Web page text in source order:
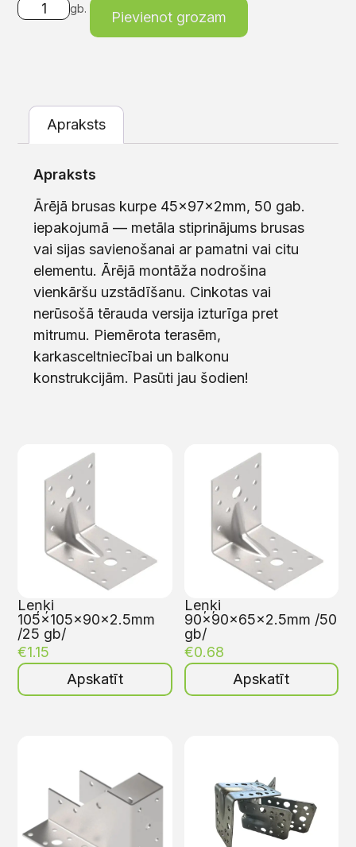
gb.
Pievienot grozam
Apraksts
Apraksts
Ārējā brusas kurpe 45x97x2mm, 50 gab.
iepakojumā — metāla stiprinājums brusas
vai sijas savienošanai ar pamatni vai citu
elementu. Ārējā montāža nodrošina
vienkāršu uzstādīšanu. Cinkotas vai
nerūsošā tērauda versija izturīga pret
mitrumu. Piemērota terasēm,
karkasceltniecībai un balkonu
konstrukcijām. Pasūti jau šodien!
Leņķi
105x105x90x2.5mm
/25 gb/
€1.15
Apskatīt
Leņķi
90x90x65x2.5mm /50
gb/
€0.68
Apskatīt